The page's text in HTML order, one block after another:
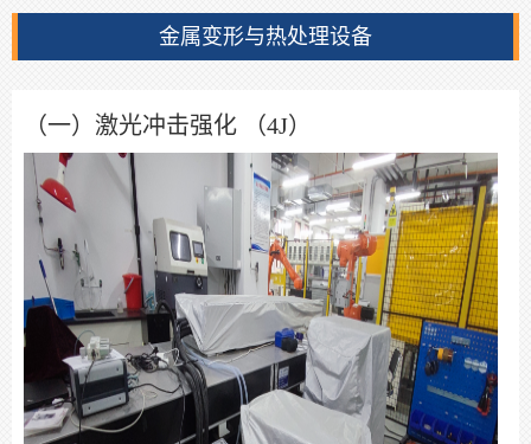
金属变形与热处理设备
（一）激光冲击强化 （4J）